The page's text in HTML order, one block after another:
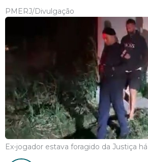
PMERJ/Divulgação
Ex-jogador estava foragido da Justiça